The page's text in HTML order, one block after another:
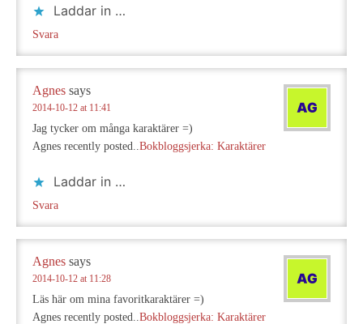
Laddar in …
Svara
Agnes says
2014-10-12 at 11:41
Jag tycker om många karaktärer =)
Agnes recently posted..Bokbloggsjerka: Karaktärer
Laddar in …
Svara
Agnes says
2014-10-12 at 11:28
Läs här om mina favoritkaraktärer =)
Agnes recently posted..Bokbloggsjerka: Karaktärer